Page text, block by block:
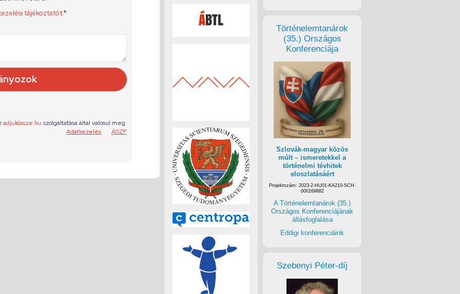
Történelemtanárok
(35.) Országos
Konferenciája
Szlovák-magyar közös
múlt – ismeretekkel a
történelmi tévhitek
eloszlatásáért
Projektszám: 2023-2-HU01-KA210-SCH-
000169882
A Történelemtanárok (35.)
Országos Konferenciájának
állásfoglalása
Eddigi konferenciáink
Szebenyi Péter-díj